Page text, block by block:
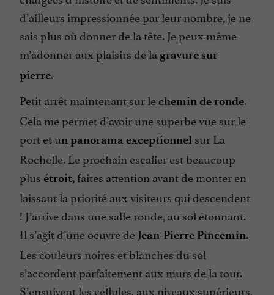
d’ailleurs impressionnée par leur nombre, je ne
sais plus où donner de la tête. Je peux même
m’adonner aux plaisirs de la gravure sur
pierre.
Petit arrêt maintenant sur lechemin de ronde.
Cela me permet d’avoir une superbe vue sur le
port et un panorama exceptionnel sur La
Rochelle. Le prochain escalier est beaucoup
plus étroit, faites attention avant de monter en
laissant la priorité aux visiteurs qui descendent
! J’arrive dans une salle ronde, au sol étonnant.
Il s’agit d’une oeuvre de Jean-Pierre Pincemin.
Les couleurs noires et blanches du sol
s’accordent parfaitement aux murs de la tour.
S’ensuivent les cellules, aux niveaux supérieurs,